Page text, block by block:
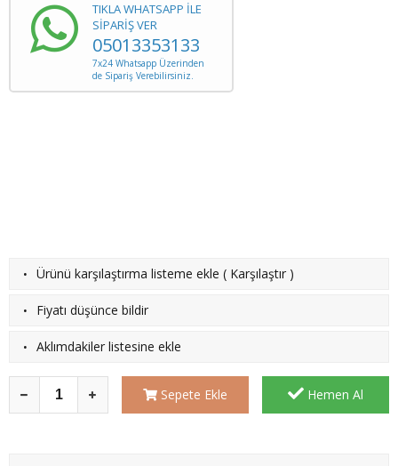
TIKLA WHATSAPP İLE
SİPARİŞ VER
05013353133
7x24 Whatsapp Üzerinden
de Sipariş Verebilirsiniz.
· Ürünü karşılaştırma listeme ekle ( Karşılaştır )
· Fiyatı düşünce bildir
· Aklımdakiler listesine ekle
Sepete Ekle Hemen Al